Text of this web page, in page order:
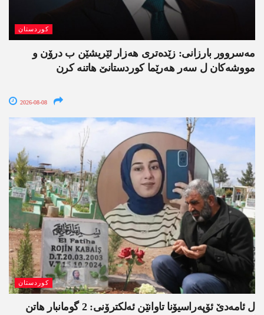
کوردستان
مەسروور بارزانی: زێدەتری ھەزار ئێریشێن ب درۆن و
مووشەکان ل سەر ھەرێما کوردستانێ ھاتنە کرن
2026-08-08
کوردستان
ل ئامەدێ ئۆپەراسیۆنا تاوانێن ئەلکترۆنی: 2 گومانبار ھاتن